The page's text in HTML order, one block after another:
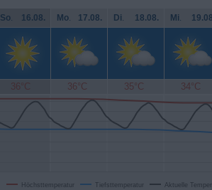
So. 16.08. Mo. 17.08. Di. 18.08. Mi.
36°C 36°C 35°C 34°C
Höchsttemperatur Tiefsttemperatur Aktuelle